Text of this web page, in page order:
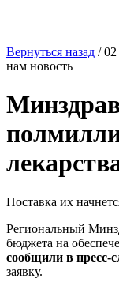
Вернуться назад /02
нам новость
Поставка их
Региональный
бюджета на
сообщили в пресс-
заявку.